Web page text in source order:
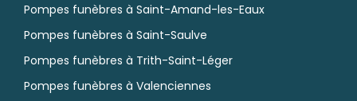
Pompes funèbres à Saint-Amand-les-Eaux
Pompes funèbres à Saint-Saulve
Pompes funèbres à Trith-Saint-Léger
Pompes funèbres à Valenciennes